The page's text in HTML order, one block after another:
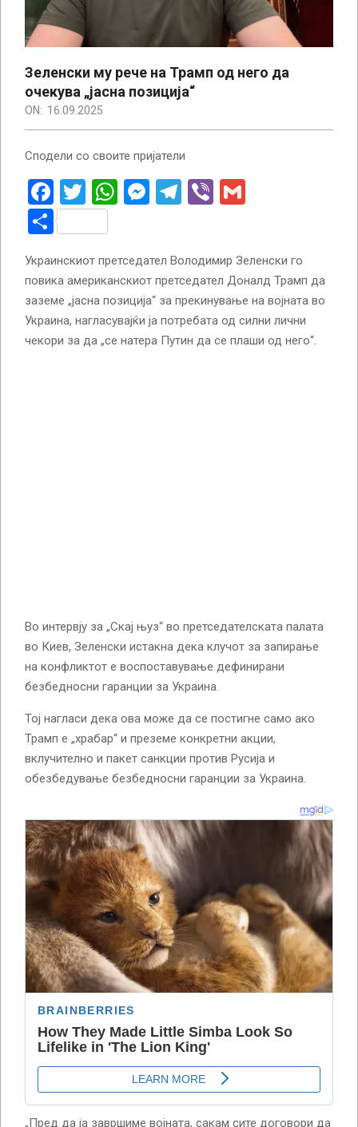
Зеленски му рече на Трамп од него да
очекува „јасна позиција“
ON: 16.09.2025
Сподели со своите пријатели
Facebook
Twitter
WhatsApp
Messenger
Telegram
Viber
Share
Украинскиот претседател Володимир Зеленски го
повика американскиот претседател Доналд Трамп да
заземе „јасна позиција“ за прекинување на војната во
Украина, нагласувајќи ја потребата од силни лични
чекори за да „се натера Путин да се плаши од него“.
Во интервју за „Скај њуз“ во претседателската палата
во Киев, Зеленски истакна дека клучот за запирање
на конфликтот е воспоставување дефинирани
безбедносни гаранции за Украина.
Тој нагласи дека ова може да се постигне само ако
Трамп е „храбар“ и преземе конкретни акции,
вклучително и пакет санкции против Русија и
обезбедување безбедносни гаранции за Украина.
„Пред да ја завршиме војната, сакам сите договори да